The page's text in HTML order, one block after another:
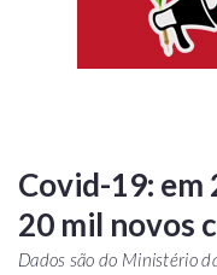
Covid-19: em
20 mil novos
Dados são do Ministério